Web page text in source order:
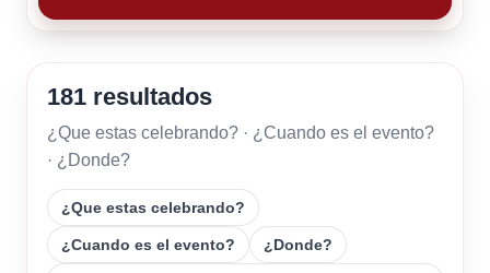
181 resultados
¿Que estas celebrando? · ¿Cuando es el evento?
· ¿Donde?
¿Que estas celebrando?
¿Cuando es el evento? ¿Donde?